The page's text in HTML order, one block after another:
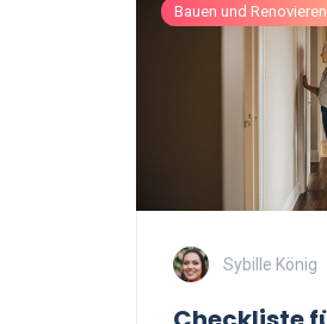
Bauen und Renovieren
Sybille König